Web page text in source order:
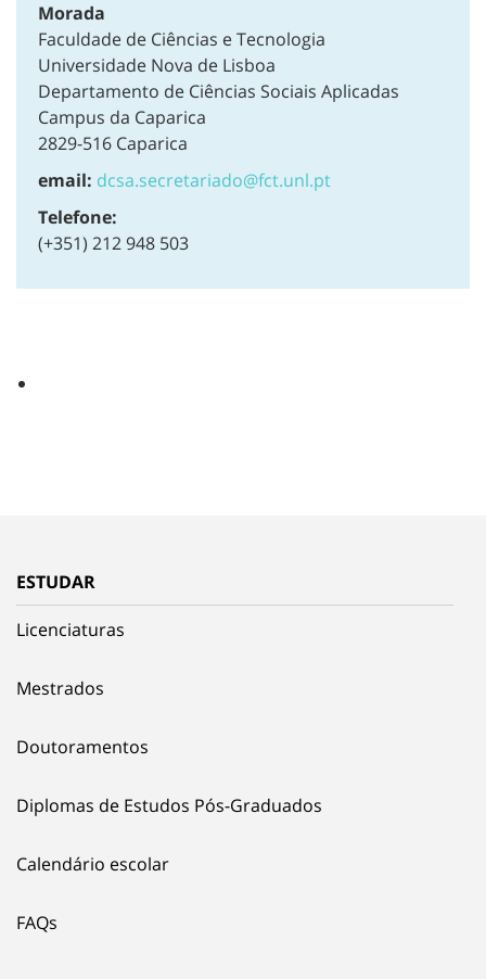
Morada
Faculdade de Ciências e Tecnologia
Universidade Nova de Lisboa
Departamento de Ciências Sociais Aplicadas
Campus da Caparica
2829-516 Caparica
email: dcsa.secretariado@fct.unl.pt
Telefone:
(+351) 212 948 503
ESTUDAR
Licenciaturas
Mestrados
Doutoramentos
Diplomas de Estudos Pós-Graduados
Calendário escolar
FAQs